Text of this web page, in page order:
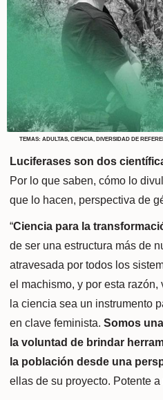
TEMAS: ADULTAS, CIENCIA, DIVERSIDAD DE
Luciferases son dos
Por lo que saben, cómo lo
que lo hacen, perspectiva de
“Ciencia para la
de ser una estructura más de
atravesada por todos los
el machismo, y por esta
la ciencia sea un instrumento
en clave feminista. Somos
la voluntad de brindar
la población desde una
ellas de su proyecto. Potente a